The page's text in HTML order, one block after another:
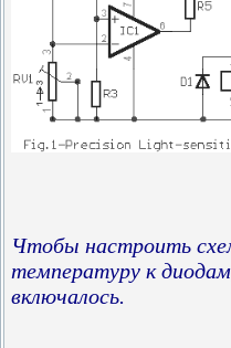
Чтобы настроить
температуру к
включалось.